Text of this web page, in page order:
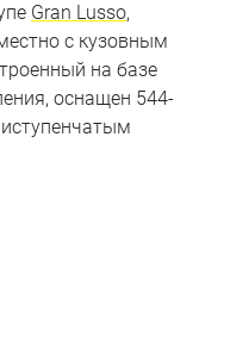
BMW Pininfarina
Gran Lusso,
с кузовным
на базе
оснащен 544-